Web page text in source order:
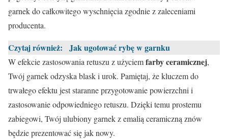
garnek do całkowitego wyschnięcia zgodnie z zaleceniami
producenta.
Czytaj również: Jak ugotować rybę w garnku
W efekcie zastosowania retuszu z użyciemfarby ceramicznej,
Twój garnek odzyska blask i urok. Pamiętaj, że kluczem do
trwałego efektu jest staranne przygotowanie powierzchni i
zastosowanie odpowiedniego retuszu. Dzięki temu prostemu
zabiegowi, Twój ulubiony garnek z emalią ceramiczną znów
będzie prezentować się jak nowy.